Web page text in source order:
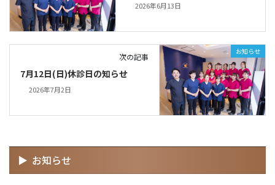
2026年6月13日
お知らせ
次の記事
7月12日(日)休診日の知らせ
2026年7月2日
お知らせ